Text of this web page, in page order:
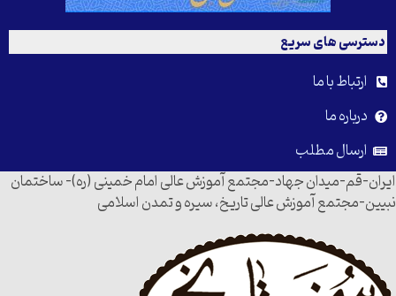
دسترسی های سریع
ارتباط با ما
درباره ما
ارسال مطلب
ایران-قم-میدان جهاد-مجتمع آموزش عالی امام خمینی (ره)- ساختمان
نبیین-مجتمع آموزش عالی تاریخ، سیره و تمدن اسلامی